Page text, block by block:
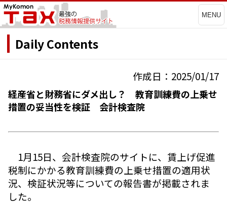
MENU
Daily Contents
作成日：2025/01/17
経産省と財務省にダメ出し？ 教育訓練費の上乗せ
措置の妥当性を検証 会計検査院
1月15日、会計検査院のサイトに、賃上げ促進
税制にかかる教育訓練費の上乗せ措置の適用状
況、検証状況等についての報告書が掲載されま
した。